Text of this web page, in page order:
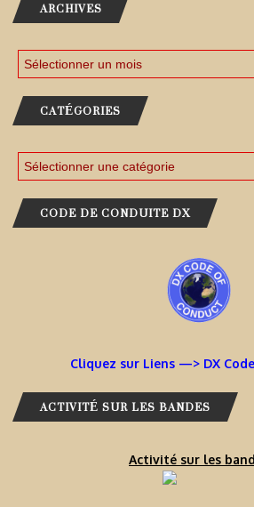
ARCHIVES
CATÉGORIES
CODE DE CONDUITE DX
Cliquez sur Liens —> DX
ACTIVITÉ SUR LES BANDES
Activité sur les